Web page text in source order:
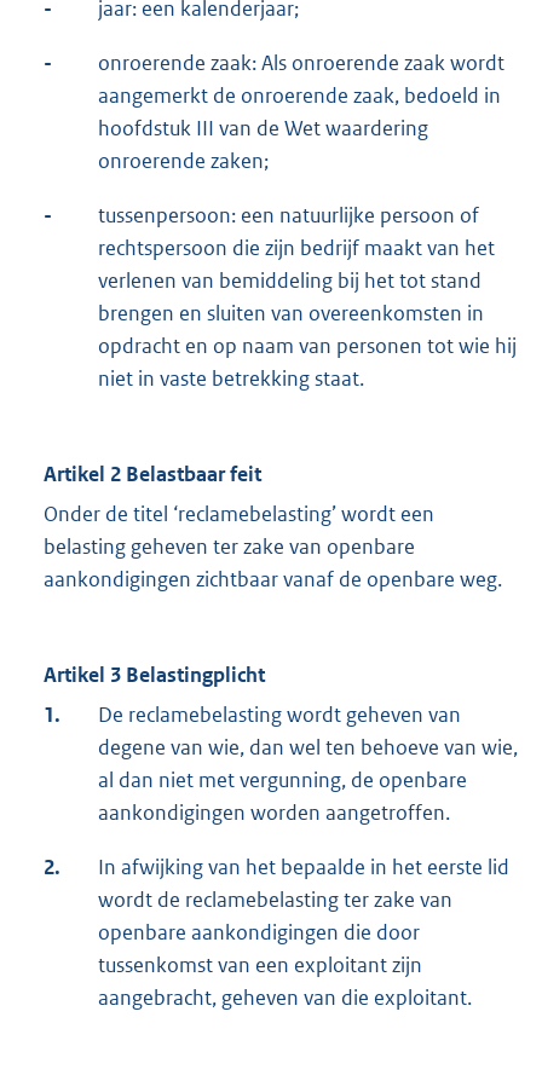
- jaar: een kalenderjaar;
-
onroerende zaak: Als onroerende zaak wordt
aangemerkt de onroerende zaak, bedoeld in
hoofdstuk III van de Wet waardering
onroerende zaken;
-
tussenpersoon: een natuurlijke persoon of
rechtspersoon die zijn bedrijf maakt van het
verlenen van bemiddeling bij het tot stand
brengen en sluiten van overeenkomsten in
opdracht en op naam van personen tot wie hij
niet in vaste betrekking staat.
Artikel 2 Belastbaar feit
Onder de titel ‘reclamebelasting’ wordt een
belasting geheven ter zake van openbare
aankondigingen zichtbaar vanaf de openbare weg.
Artikel 3 Belastingplicht
1.
De reclamebelasting wordt geheven van
degene van wie, dan wel ten behoeve van wie,
al dan niet met vergunning, de openbare
aankondigingen worden aangetroffen.
2.
In afwijking van het bepaalde in het eerste lid
wordt de reclamebelasting ter zake van
openbare aankondigingen die door
tussenkomst van een exploitant zijn
aangebracht, geheven van die exploitant.